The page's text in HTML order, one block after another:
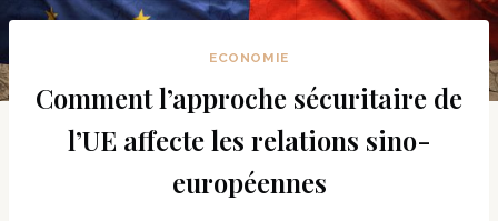
ECONOMIE
Comment l’approche sécuritaire de
l’UE affecte les relations sino-
européennes